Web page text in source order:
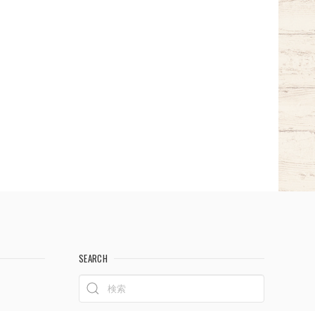
SEARCH